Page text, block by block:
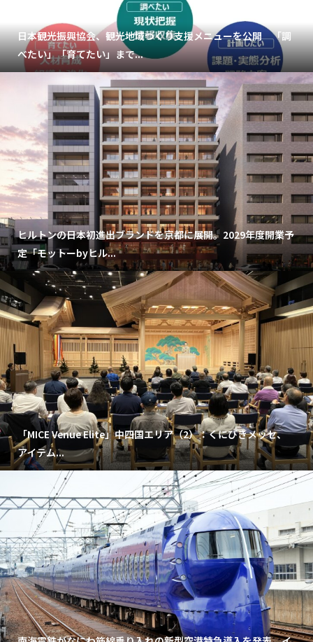
日本観光振興協会、観光地域づくり支援メニューを公開 「調
べたい」「育てたい」まで...
ヒルトンの日本初進出ブランドを京都に展開。2029年度開業予
定「モットーbyヒル...
「MICE Venue Elite」中四国エリア（2）：くにびきメッセ、
アイテム...